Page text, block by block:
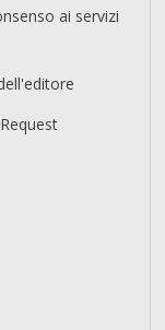
ai servizi